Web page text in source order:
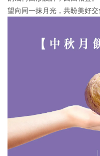
望向同一抹月光，共盼美好交